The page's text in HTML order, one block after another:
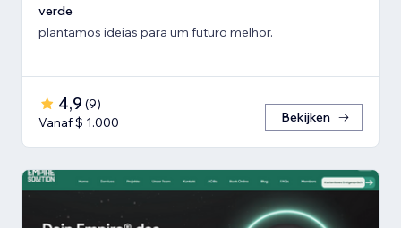
verde
plantamos ideias para um futuro melhor.
4,9 (9)
Vanaf $ 1.000
Bekijken